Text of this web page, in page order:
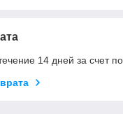
14 дней за счет